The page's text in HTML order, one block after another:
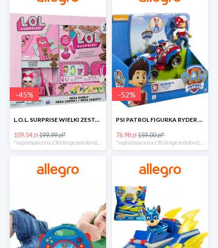
-45%
L.O.L. SURPRISE WIELKI ZESTAW NIESPODZIANKA 4 GRY -45%
109.54 zł199.99 zł*
-52%
PSI PATROL FIGURKA RYDER + QUAD POJAZD RATUNKOWY -51%
76.98 zł159.00 zł*